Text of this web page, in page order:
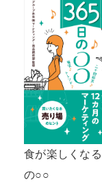
食が楽しくな
の○○